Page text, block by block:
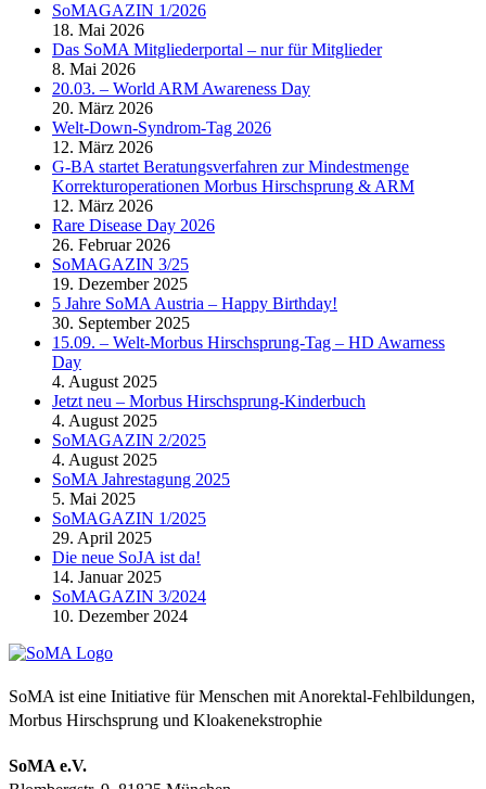
SoMAGAZIN 1/2026
18. Mai 2026
Das SoMA Mitgliederportal – nur für Mitglieder
8. Mai 2026
20.03. – World ARM Awareness Day
20. März 2026
Welt-Down-Syndrom-Tag 2026
12. März 2026
G-BA startet Beratungsverfahren zur Mindestmenge
Korrekturoperationen Morbus Hirschsprung & ARM
12. März 2026
Rare Disease Day 2026
26. Februar 2026
SoMAGAZIN 3/25
19. Dezember 2025
5 Jahre SoMA Austria – Happy Birthday!
30. September 2025
15.09. – Welt-Morbus Hirschsprung-Tag – HD Awarness
Day
4. August 2025
Jetzt neu – Morbus Hirschsprung-Kinderbuch
4. August 2025
SoMAGAZIN 2/2025
4. August 2025
SoMA Jahrestagung 2025
5. Mai 2025
SoMAGAZIN 1/2025
29. April 2025
Die neue SoJA ist da!
14. Januar 2025
SoMAGAZIN 3/2024
10. Dezember 2024
SoMA ist eine Initiative für Menschen mit Anorektal-Fehlbildungen,
Morbus Hirschsprung und Kloakenekstrophie
SoMA e.V.